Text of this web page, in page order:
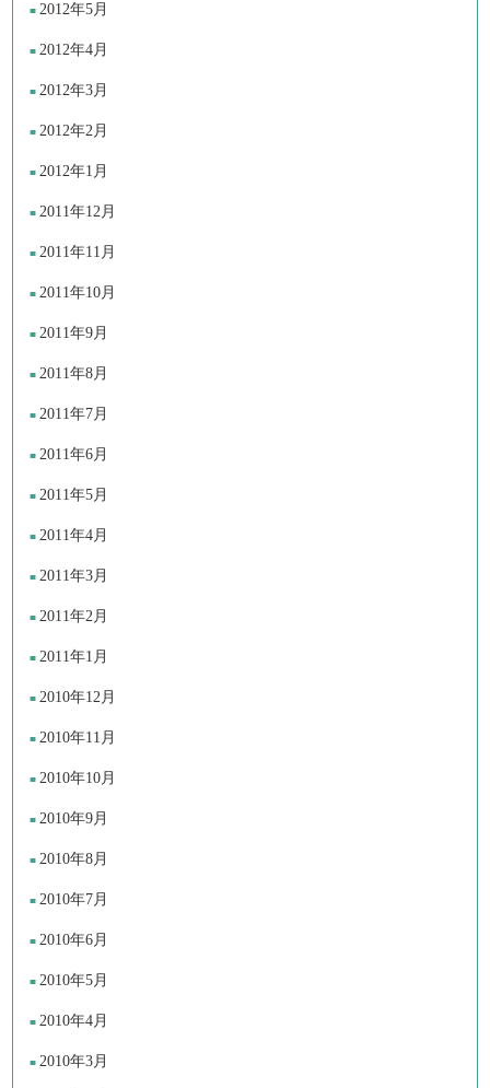
2012年5月
2012年4月
2012年3月
2012年2月
2012年1月
2011年12月
2011年11月
2011年10月
2011年9月
2011年8月
2011年7月
2011年6月
2011年5月
2011年4月
2011年3月
2011年2月
2011年1月
2010年12月
2010年11月
2010年10月
2010年9月
2010年8月
2010年7月
2010年6月
2010年5月
2010年4月
2010年3月